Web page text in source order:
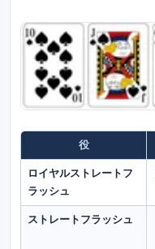
役
ロイヤルストレートフ
ラッシュ
ストレートフラッシュ